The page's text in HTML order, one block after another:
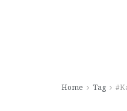
Home Tag